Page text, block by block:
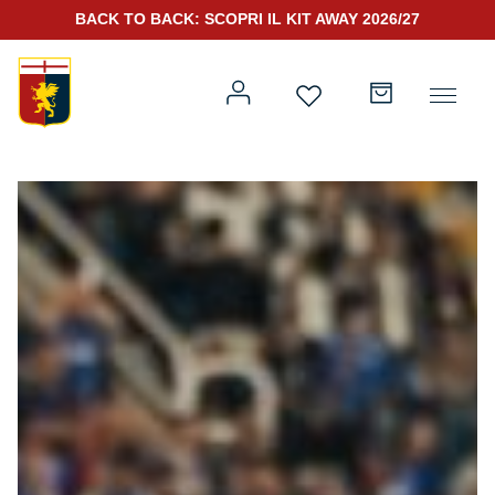
Prima squadra
Prima squadra
Genoa for Special
Kit Gara 2026/27
Training
Rappresentanza
Kit Gara 25/26
BACK TO BACK: SCOPRI IL KIT AWAY 2026/27